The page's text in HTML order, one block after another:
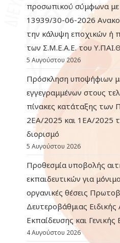
προσωπικού σύμφωνα με
13939/30-06-2026
την κάλυψη εποχικών ή
των Σ.Μ.Ε.Α.Ε. του
5 Αυγούστου 2026
Πρόσκληση υποψήφιων
εγγεγραμμένων στους
πίνακες κατάταξης των
2ΕΑ/2025 και 1ΕΑ/2025
διορισμό
5 Αυγούστου 2026
Προθεσμία υποβολής
εκπαιδευτικών για
οργανικές θέσεις
Δευτεροβάθμιας Ειδικής
Εκπαίδευσης και Γενικής
4 Αυγούστου 2026